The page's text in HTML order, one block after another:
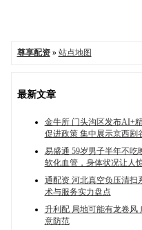
尊享配资» 站点地图
最新文章
金牛所 门头沟区发布AI+
促进政策 集中展示京西剧
易盛通 59岁男子半年不吃
软化血管，身体状况让人
通配资 河北真空负压清扫
术与服务实力盘点
升利配 局地可能有龙卷风
意防范